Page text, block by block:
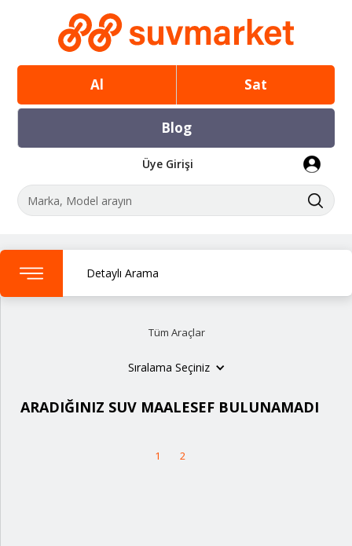
Al Sat
Blog
Üye Girişi
Detaylı Arama
Tüm Araçlar
Sıralama Seçiniz
ARADIĞINIZ SUV MAALESEF BULUNAMADI
1 2